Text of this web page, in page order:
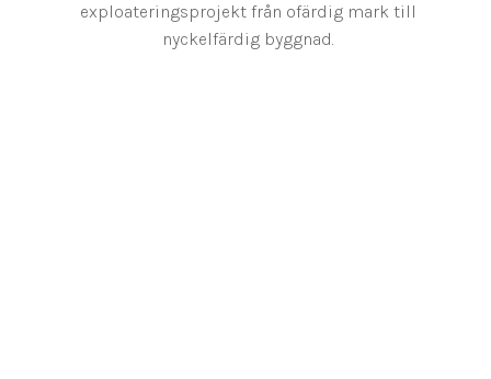
exploateringsprojekt från ofärdig mark till
nyckelfärdig byggnad.